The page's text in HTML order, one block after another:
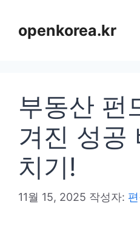
openkorea.kr
부동산 펀
겨진 성공
치기!
11월 15, 2025 작성자: